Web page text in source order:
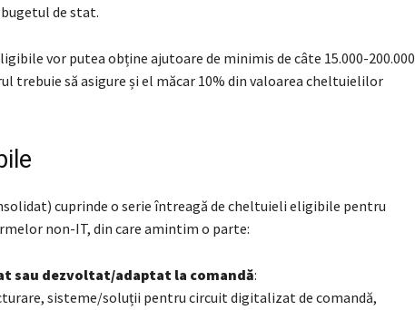
de stat.
vor putea obține ajutoare de minimis de câte 15.000-200.000
trebuie să asigure și el măcar 10% din valoarea cheltuielilor
cuprinde o serie întreagă de cheltuieli eligibile pentru
non-IT, din care amintim o parte:
sau dezvoltat/adaptat la comandă:
sisteme/soluții pentru circuit digitalizat de comandă,